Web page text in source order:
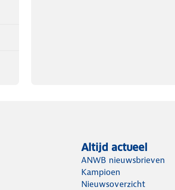
Altijd actueel
ANWB nieuwsbrieven
Kampioen
Nieuwsoverzicht